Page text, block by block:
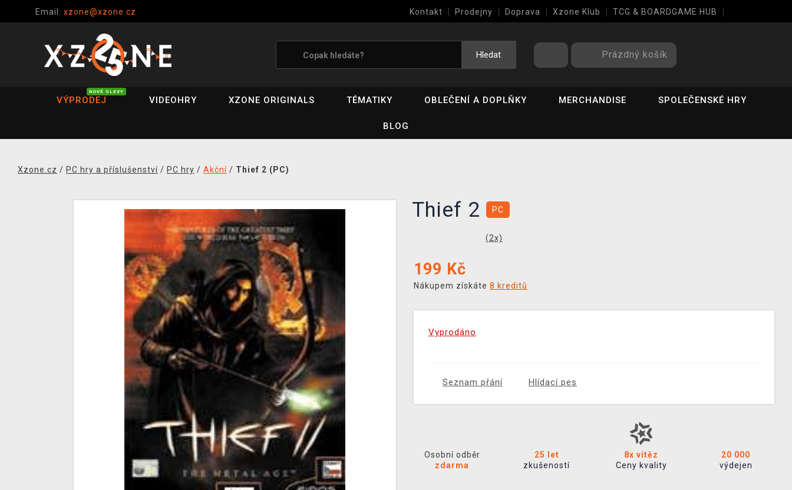
Email: xzone@xzone.cz Kontakt Prodejny Doprava Xzone Klub TCG & BOARDGAME HUB
Hledat Prázdný košík
VÝPRODEJ
NOVÉ SLEVY
VIDEOHRY XZONE ORIGINALS TÉMATIKY OBLEČENÍ A DOPLŇKY MERCHANDISE SPOLEČENSKÉ HRY
BLOG
Xzone.cz / PC hry a příslušenství / PC hry / Akční / Thief 2 (PC)
Thief 2 PC
(2x)
199 Kč
Nákupem získáte 8 kreditů
Vyprodáno
Seznam přání Hlídací pes
Osobní odběr
zdarma
25 let
zkušeností
8x vítěz
Ceny kvality
20 000
výdejen